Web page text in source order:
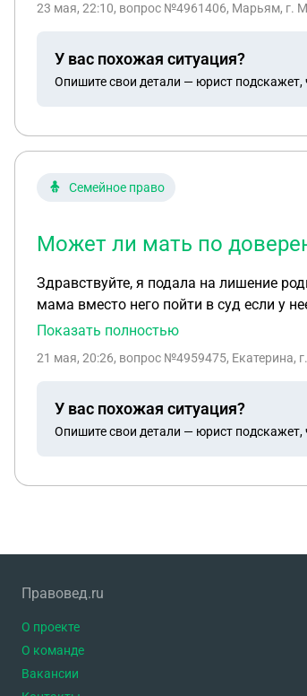
23 мая, 22:10, вопрос №4961406, Марьям, г.
У вас похожая ситуация?
Опишите свои детали — юрист подскажет,
Семейное право
Может ли мать по
Здравствуйте, я подала на лишение
мама вместо него пойти в суд если у
Показать полностью
21 мая, 20:26, вопрос №4959475, Екатерина,
У вас похожая ситуация?
Опишите свои детали — юрист подскажет,
Правовед.ru
О проекте
О команде
Вакансии